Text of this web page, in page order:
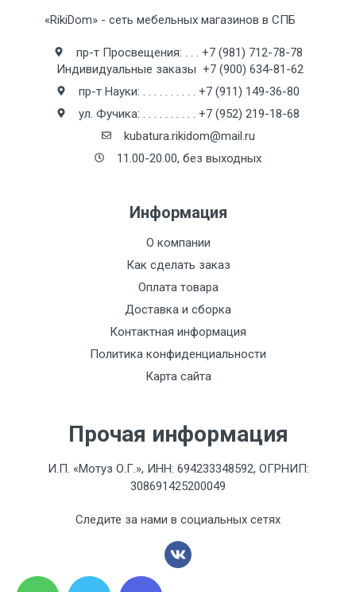
Отзыв о товаре
«RikiDom» - сеть мебельных магазинов в СПБ
пр-т Просвещения: . . . +7 (981) 712-78-78
Индивидуальные заказы +7 (900) 634-81-62
пр-т Науки: . . . . . . . . . . +7 (911) 149-36-80
ул. Фучика: . . . . . . . . . . +7 (952) 219-18-68
kubatura.rikidom@mail.ru
11.00-20.00, без выходных
Информация
О компании
Как сделать заказ
Оплата товара
Доставка и сборка
Контактная информация
Политика конфиденциальности
Карта сайта
Прочая информация
И.П. «Мотуз О.Г.», ИНН: 694233348592, ОГРНИП:
308691425200049
Следите за нами в социальных сетях